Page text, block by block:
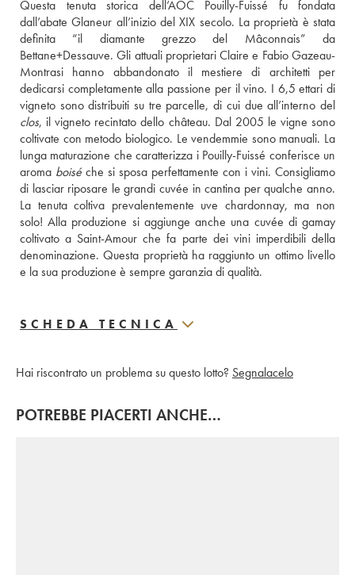
Questa tenuta storica dell’AOC Pouilly-Fuissé fu fondata
dall’abate Glaneur all’inizio del XIX secolo. La proprietà è stata
definita “il diamante grezzo del Mâconnais” da
Bettane+Dessauve. Gli attuali proprietari Claire e Fabio Gazeau-
Montrasi hanno abbandonato il mestiere di architetti per
dedicarsi completamente alla passione per il vino. I 6,5 ettari di
clos, il vigneto recintato dello château. Dal 2005 le vigne sono
coltivate con metodo biologico. Le vendemmie sono manuali. La
lunga maturazione che caratterizza i Pouilly-Fuissé conferisce un
aroma boisé che si sposa perfettamente con i vini. Consigliamo
di lasciar riposare le grandi cuvée in cantina per qualche anno.
La tenuta coltiva prevalentemente uve chardonnay, ma non
solo! Alla produzione si aggiunge anche una cuvée di gamay
coltivato a Saint-Amour che fa parte dei vini imperdibili della
denominazione. Questa proprietà ha raggiunto un ottimo livello
e la sua produzione è sempre garanzia di qualità.
SCHEDA TECNICA
Hai riscontrato un problema su questo lotto? Segnalacelo
POTREBBE PIACERTI ANCHE…